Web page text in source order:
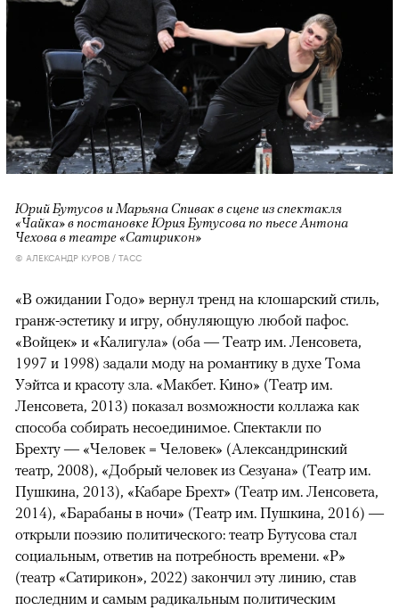
Юрий Бутусов и Марьяна Спивак в сцене из спектакля
«Чайка» в постановке Юрия Бутусова по пьесе Антона
Чехова в театре «Сатирикон»
© АЛЕКСАНДР КУРОВ / ТАСС
«В ожидании Годо» вернул тренд на клошарский стиль,
гранж-эстетику и игру, обнуляющую любой пафос.
«Войцек» и «Калигула» (оба — Театр им. Ленсовета,
1997 и 1998) задали моду на романтику в духе Тома
Уэйтса и красоту зла. «Макбет. Кино» (Театр им.
Ленсовета, 2013) показал возможности коллажа как
способа собирать несоединимое. Спектакли по
Брехту — «Человек = Человек» (Александринский
театр, 2008), «Добрый человек из Сезуана» (Театр им.
Пушкина, 2013), «Кабаре Брехт» (Театр им. Ленсовета,
2014), «Барабаны в ночи» (Театр им. Пушкина, 2016) —
открыли поэзию политического: театр Бутусова стал
социальным, ответив на потребность времени. «Р»
(театр «Сатирикон», 2022) закончил эту линию, став
последним и самым радикальным политическим